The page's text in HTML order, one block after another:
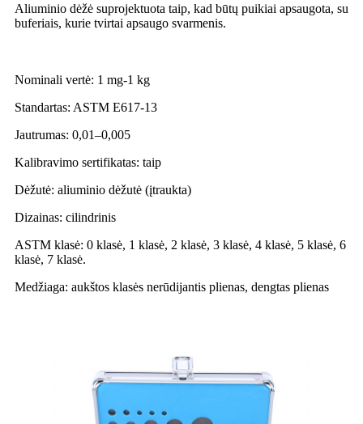
Aliuminio dėžė suprojektuota taip, kad būtų puikiai apsaugota, su
buferiais, kurie tvirtai apsaugo svarmenis.
Nominali vertė: 1 mg-1 kg
Standartas: ASTM E617-13
Jautrumas: 0,01–0,005
Kalibravimo sertifikatas: taip
Dėžutė: aliuminio dėžutė (įtraukta)
Dizainas: cilindrinis
ASTM klasė: 0 klasė, 1 klasė, 2 klasė, 3 klasė, 4 klasė, 5 klasė, 6
klasė, 7 klasė.
Medžiaga: aukštos klasės nerūdijantis plienas, dengtas plienas